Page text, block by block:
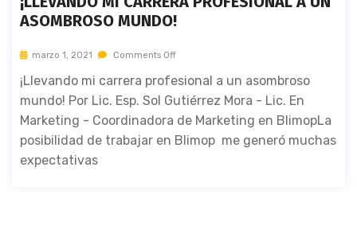
ASOMBROSO MUNDO!
marzo 1, 2021 Comments Off
¡Llevando mi carrera profesional a un asombroso
mundo! Por Lic. Esp. Sol Gutiérrez Mora - Lic. En
Marketing - Coordinadora de Marketing en BlimopLa
posibilidad de trabajar en Blimop me generó muchas
expectativas